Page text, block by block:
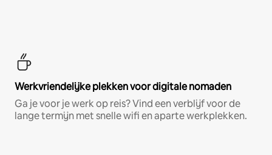
Werkvriendelijke plekken voor digitale nomaden
Ga je voor je werk op reis? Vind een verblijf voor de
lange termijn met snelle wifi en aparte werkplekken.